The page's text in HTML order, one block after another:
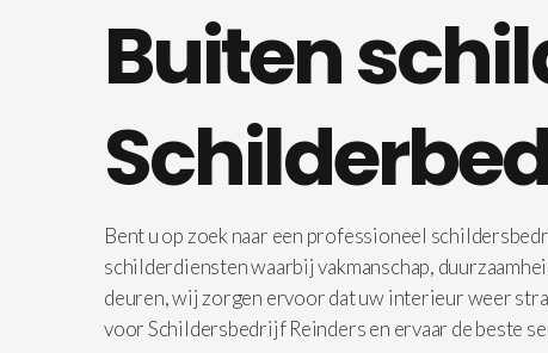
Buiten
Bent u op zoek naar een professioneel
schilderdiensten waarbij vakmanschap,
deuren, wij zorgen ervoor dat uw interieur weer
voor Schildersbedrijf Reinders en ervaar de beste